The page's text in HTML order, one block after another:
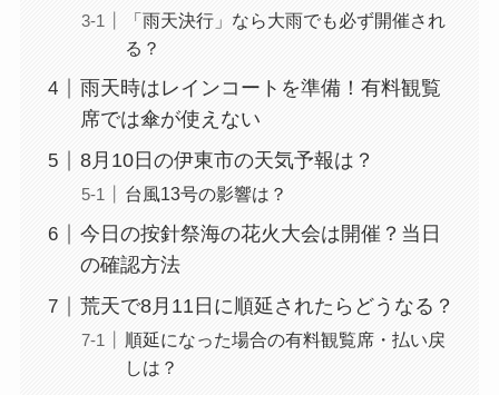
「雨天決行」なら大雨でも必ず開催され
る？
雨天時はレインコートを準備！有料観覧
席では傘が使えない
8月10日の伊東市の天気予報は？
台風13号の影響は？
今日の按針祭海の花火大会は開催？当日
の確認方法
荒天で8月11日に順延されたらどうなる？
順延になった場合の有料観覧席・払い戻
しは？